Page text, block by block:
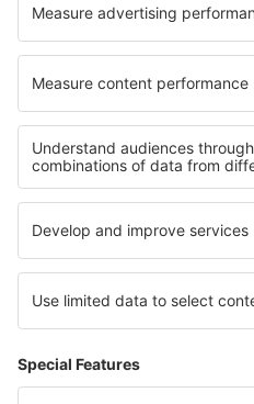
Hotels in Nosund Hotels in
Die besten Hotels - Regionen
Hotels in Rago-Nationalpark
Hotels beim Lago Maggiore
Hotels in Carlsbad-Caverns-
Hotels im Thornybush Reservat